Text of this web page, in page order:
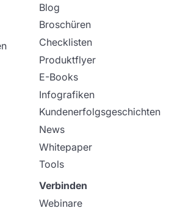
Blog
Broschüren
Checklisten
Produktflyer
E-Books
Infografiken
Kundenerfolgsgeschichten
News
Whitepaper
Tools
Verbinden
Webinare